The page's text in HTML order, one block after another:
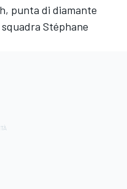
punta di diamante
Stéphane